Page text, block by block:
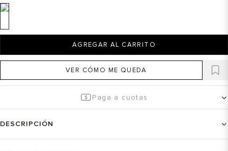
AGREGAR AL CARRITO
VER CÓMO ME QUEDA
Paga a cuotas
DESCRIPCIÓN